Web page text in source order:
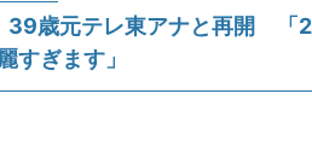
39歳元テレ東アナと再開 「
すぎます」